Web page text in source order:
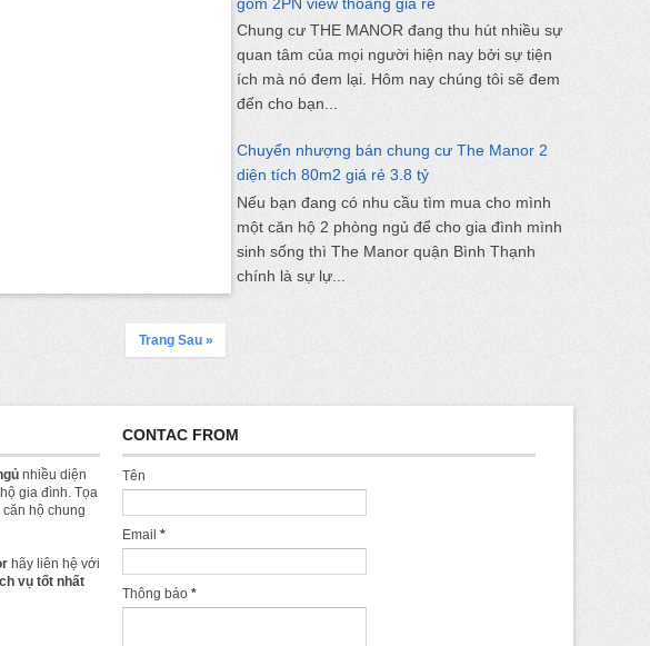
Trang Sau »
Chung cư THE MANOR đang thu hút nhiều sự
quan tâm của mọi người hiện nay bởi sự tiện
ích mà nó đem lại. Hôm nay chúng tôi sẽ đem
đến cho bạn...
Chuyển nhượng bán chung cư The Manor 2
diện tích 80m2 giá rẻ 3.8 tỷ
Nếu bạn đang có nhu cầu tìm mua cho mình
một căn hộ 2 phòng ngủ để cho gia đình mình
sinh sống thì The Manor quận Bình Thạnh
chính là sự lự...
nhiều diện
gia đình. Tọa
hộ chung
hãy liên hệ với
vụ tốt nhất
CONTAC FROM
Tên
Email *
Thông báo *